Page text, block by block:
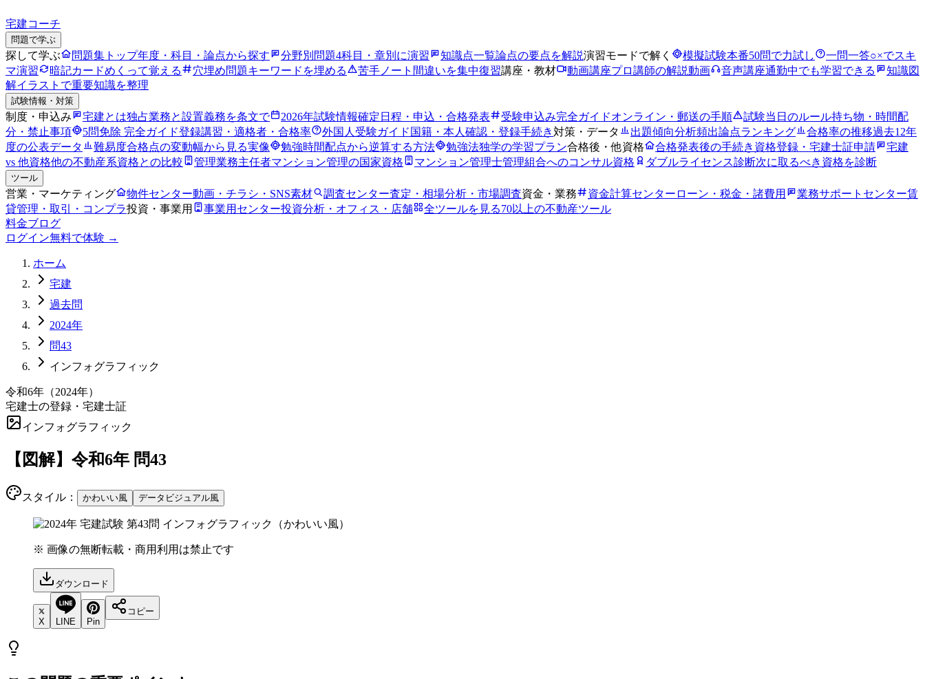
宅建コーチ
問題で学ぶ
探して学ぶ 問題集トップ年度・科目・論点から探す 分野別問題4科目・章別に演習 知識点一覧論点の要点を解説演習モードで解く 模擬試験本番50問で力試し 一問一答○×でスキ
マ演習
暗記カードめくって覚える 穴埋め問題キーワードを埋める 苦手ノート 間違いを集中復習講座・教材 動画講座プロ講師の解説動画 音声講座通勤中でも学習できる
知識図
解イラストで重要知識を整理
試験情報・対策
制度・申込み 宅建とは独占業務と設置義務を条文で 2026年試験情報確定日程・申込・合格発表 受験申込み完全ガイドオンライン・郵送の手順 試験当日のルール持ち物・時間配
分・禁止事項
5問免除 完全ガイド登録講習・適格者・合格率 外国人受験ガイド 国籍・本人確認・登録手続き対策・データ 出題傾向分析頻出論点ランキング 合格率の推移過去12年
度の公表データ
難易度合格点の変動幅から見る実像 勉強時間配点から逆算する方法 勉強法独学の学習プラン合格後・他資格 合格発表後の手続き 資格登録・宅建士証申請
宅建
vs 他資格他の不動産系資格との比較 管理業務主任者マンション管理の国家資格 マンション管理士管理組合へのコンサル資格 ダブルライセンス診断次に取るべき資格を診断
ツール
営業・マーケティング 物件センター動画・チラシ・SNS素材 調査センター査定・相場分析・市場調査資金・業務 資金計算センター ローン・税金・諸費用 業務サポートセンター賃
貸管理・取引・コンプラ投資・事業用 事業用センター投資分析・オフィス・店舗 全ツールを見る70以上の不動産ツール
料金ブログ
ログイン無料で体験 →
ホーム
宅建
過去問
2024年
問43
インフォグラフィック
令和6年 （2024年）
宅建士の登録・宅建士証
インフォグラフィック
【図解】 令和6年 問43
スタイル： かわいい風 データビジュアル風
※ 画像の無断転載・商用利用は禁止です
ダウンロード
X LINE Pin
コピー